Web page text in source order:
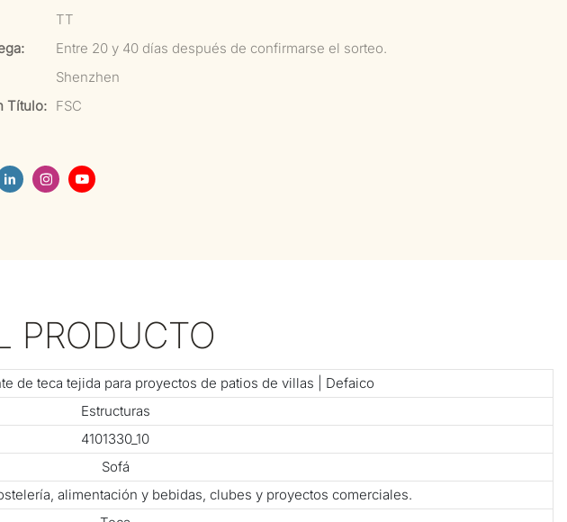
TT
Entre 20 y 40 días después de confirmarse el sorteo.
Shenzhen
Título: FSC
PRODUCTO
de teca tejida para proyectos de patios de villas | Defaico
Estructuras
4101330_10
Sofá
alimentación y bebidas, clubes y proyectos comerciales.